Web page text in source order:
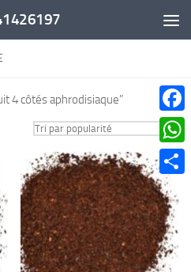
4 côtés aphrodisiaque”